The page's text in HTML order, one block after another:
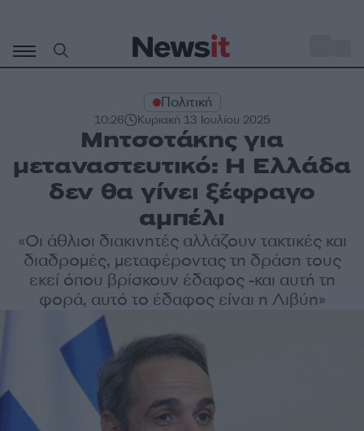
περιεχόμενο
Πολιτική
10:26 Κυριακή 13 Ιουλίου 2025
Μητσοτάκης για
μεταναστευτικό: Η Ελλάδα
δεν θα γίνει ξέφραγο
αμπέλι
«Οι άθλιοι διακινητές αλλάζουν τακτικές και
διαδρομές, μεταφέροντας τη δράση τους
εκεί όπου βρίσκουν έδαφος -και αυτή τη
φορά, αυτό το έδαφος είναι η Λιβύη»